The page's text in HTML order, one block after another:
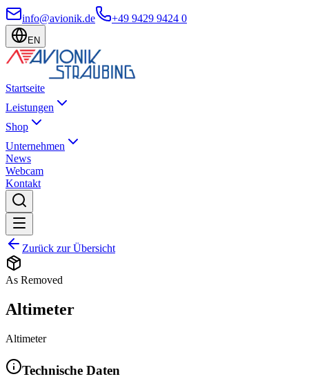
info@avionik.de +49 9429 9424 0
EN
Startseite
Leistungen
Shop
Unternehmen
News
Webcam
Kontakt
Zurück zur Übersicht
As Removed
Altimeter
Altimeter
Technische Daten